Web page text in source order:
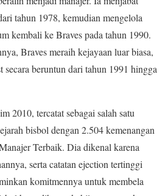
tahun 1978, kemudian mengelola
kembali ke Braves pada tahun 1990.
Braves meraih kejayaan luar biasa,
beruntun dari tahun 1991 hingga
2010, tercatat sebagai salah satu
bisbol dengan 2.504 kemenangan
Terbaik. Dia dikenal karena
serta catatan ejection tertinggi
komitmennya untuk membela